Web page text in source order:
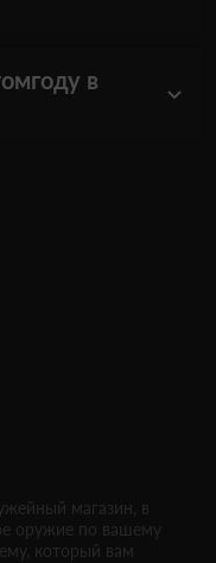
в
магазин, в
оружие по вашему
который вам